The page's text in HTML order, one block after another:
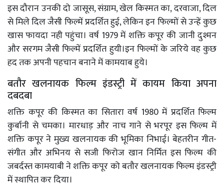
इस दौरान उनकी दो जासूस, संग्राम, खेल किस्मत का, दरवाजा, दिल
से मिले दिल जैसी फिल्में प्रदर्शित हुई, लेकिन इन फिल्मों से उन्हें कुछ
खास फायदा नही पहुंचा। वर्ष 1979 में शक्ति कपूर की जानी दुश्मन
और सरगम जैसी फिल्में प्रदर्शित हुयी।इन फिल्मों के जरिये वह कुछ
हद तक अपनी पहचान बनाने में कामयाब हुये।
बतौर खलनायक फिल्म इंडस्ट्री में कायम किया अपना
दबदबा
शक्ति कपूर की किस्मत का सितारा वर्ष 1980 में प्रदर्शित फिल्म
कुर्बानी से चमका। मारधाड़ और नाच गाने से भरपूर इस फिल्म में
शक्ति कपूर ने मुख्य खलनायक की भूमिका निभाई। बेहतरीन गीत-
संगीत और अभिनय से सजी फिरोज खान निर्मित इस फिल्म की
जबर्दस्त कामयाबी ने शक्ति कपूर को बतौर खलनायक फिल्म इंडस्ट्री
में स्थापित कर दिया।